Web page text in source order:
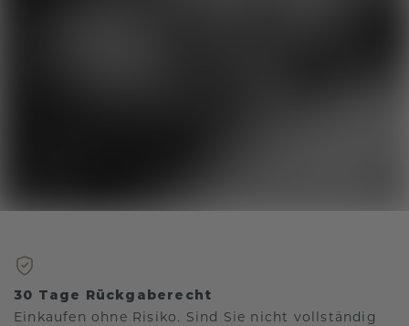
30 Tage Rückgaberecht
Einkaufen ohne Risiko. Sind Sie nicht vollständig